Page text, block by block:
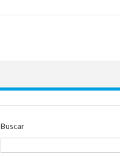
Buscar